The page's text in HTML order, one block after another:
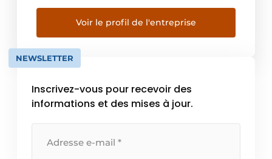
délais impartis. Triplaco fait partie du Groupe
Lefevere et bénéficie ainsi d’une grande
expérience et d’un grand savoir-faire dans le
secteur du bois et […]
Voir le profil de l'entreprise
NEWSLETTER
Inscrivez-vous pour recevoir des
informations et des mises à jour.